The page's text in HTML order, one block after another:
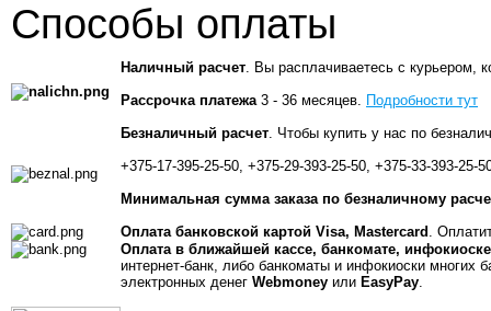
Способы оплаты
Наличный расчет. Вы расплачиваетесь с курьером,
Рассрочка платежа3 - 36 месяцев. Подробности тут
Безналичный расчет. Чтобы купить у нас по
+375-17-395-25-50, +375-29-393-25-50, +375-33-393-25-
Минимальная сумма заказа по безналичному
Оплата банковской картой Visa, Mastercard .
Оплата в ближайшей кассе, банкомате, инфокиоске
интернет-банк, либо банкоматы и инфокиоски многих
электронных денег Webmoney или EasyPay.